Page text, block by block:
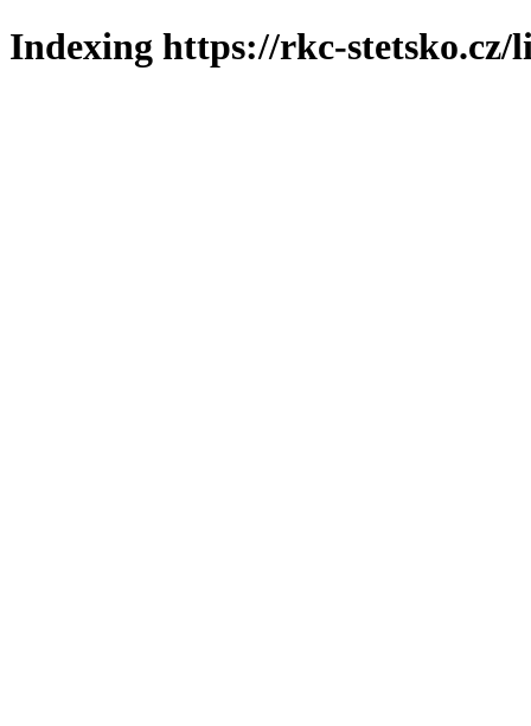
Indexing https://rkc-stetsko.cz/